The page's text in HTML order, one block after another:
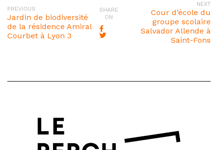
PREVIOUS
Jardin de biodiversité
de la résidence Amiral
Courbet à Lyon 3
SHARE
ON
NEXT
Cour d’école du
groupe scolaire
Salvador Allende à
Saint-Fons